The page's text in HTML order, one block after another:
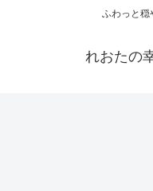
ふわっと穏
れおたの